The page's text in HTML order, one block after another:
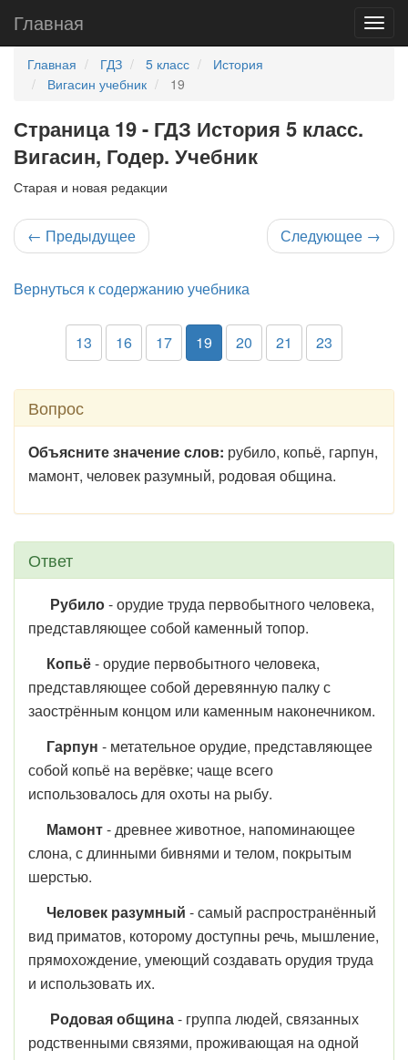
Главная
Главная ГДЗ 5 класс
История
Вигасин учебник
19
Страница 19 - ГДЗ История 5 класс.
Вигасин, Годер. Учебник
Старая и новая редакции
← Предыдущее Следующее →
Вернуться к содержанию учебника
13 16 17 19 20 21 23
Вопрос
Объясните значение слов: рубило, копьё, гарпун,
мамонт, человек разумный, родовая община.
Ответ
Рубило- орудие труда первобытного человека,
представляющее собой каменный топор.
Копьё- орудие первобытного человека,
представляющее собой деревянную палку с
заострённым концом или каменным наконечником.
Гарпун - метательное орудие, представляющее
собой копьё на верёвке; чаще всего
использовалось для охоты на рыбу.
Мамонт- древнее животное, напоминающее
слона, с длинными бивнями и телом, покрытым
шерстью.
Человек разумный - самый распространённый
вид приматов, которому доступны речь, мышление,
прямохождение, умеющий создавать орудия труда
и использовать их.
Родовая община- группа людей, связанных
родственными связями, проживающая на одной